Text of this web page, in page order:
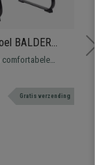
BALDER
garde
Frame,
comfortabele
met een robuuste
Dikke vulling
leder.
Gratis verzending